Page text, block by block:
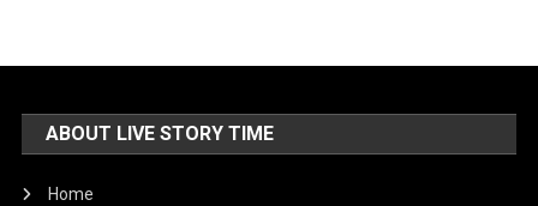
ABOUT LIVE STORY TIME
Home